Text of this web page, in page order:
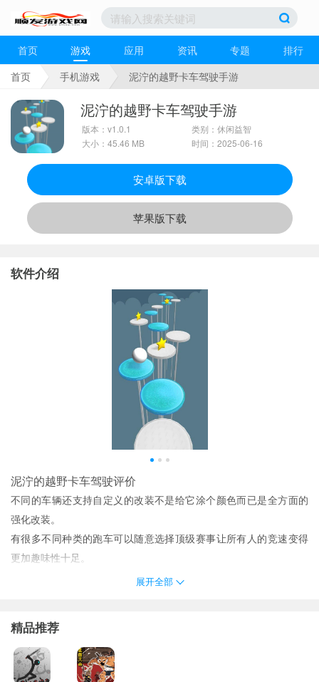
首页 游戏 应用 资讯 专题
排行
首页
手机游戏 泥泞的越野卡车驾驶手游
泥泞的越野卡车驾驶手游
版本：v1.0.1
大小：45.46 MB
类别：休闲益智
时间：2025-06-16
安卓版下载
苹果版下载
软件介绍
泥泞的越野卡车驾驶评价
不同的车辆还支持自定义的改装不是给它涂个颜色而已是全方面的
强化改装。
有很多不同种类的跑车可以随意选择顶级赛事让所有人的竞速变得
更加趣味性十足。
曲折的赛道环境增加了驾驶的乐趣从高到低更加刺激没有任何压
得到金币并在商店购买喜欢的东西。
海量场景地图自由体验公路城市村庄等;
泥泞的越野卡车驾驶亮点
展开全部
精品推荐